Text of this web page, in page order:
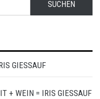
GIESSAUF
+ WEIN = IRIS GIESSAUF